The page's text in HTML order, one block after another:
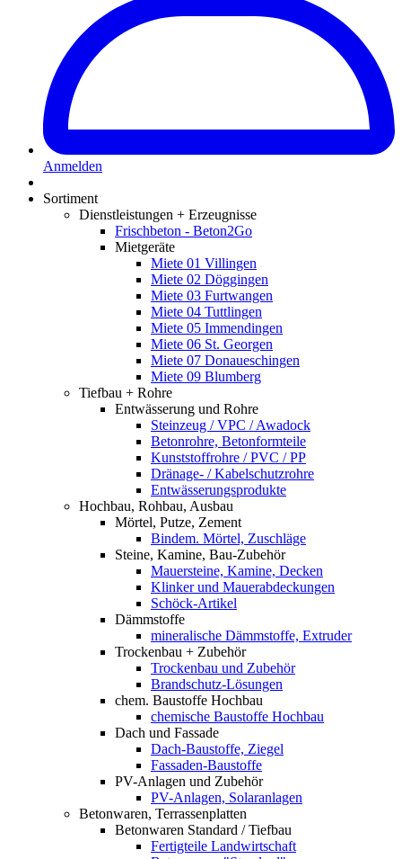
Anmelden
Sortiment
Dienstleistungen + Erzeugnisse
Frischbeton - Beton2Go
Mietgeräte
Miete 01 Villingen
Miete 02 Döggingen
Miete 03 Furtwangen
Miete 04 Tuttlingen
Miete 05 Immendingen
Miete 06 St. Georgen
Miete 07 Donaueschingen
Miete 09 Blumberg
Tiefbau + Rohre
Entwässerung und Rohre
Steinzeug / VPC / Awadock
Betonrohre, Betonformteile
Kunststoffrohre / PVC / PP
Dränage- / Kabelschutzrohre
Entwässerungsprodukte
Hochbau, Rohbau, Ausbau
Mörtel, Putze, Zement
Bindem. Mörtel, Zuschläge
Steine, Kamine, Bau-Zubehör
Mauersteine, Kamine, Decken
Klinker und Mauerabdeckungen
Schöck-Artikel
Dämmstoffe
mineralische Dämmstoffe, Extruder
Trockenbau + Zubehör
Trockenbau und Zubehör
Brandschutz-Lösungen
chem. Baustoffe Hochbau
chemische Baustoffe Hochbau
Dach und Fassade
Dach-Baustoffe, Ziegel
Fassaden-Baustoffe
PV-Anlagen und Zubehör
PV-Anlagen, Solaranlagen
Betonwaren, Terrassenplatten
Betonwaren Standard / Tiefbau
Fertigteile Landwirtschaft